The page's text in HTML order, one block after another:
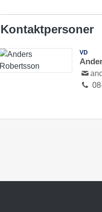
Kontaktpersoner
VD